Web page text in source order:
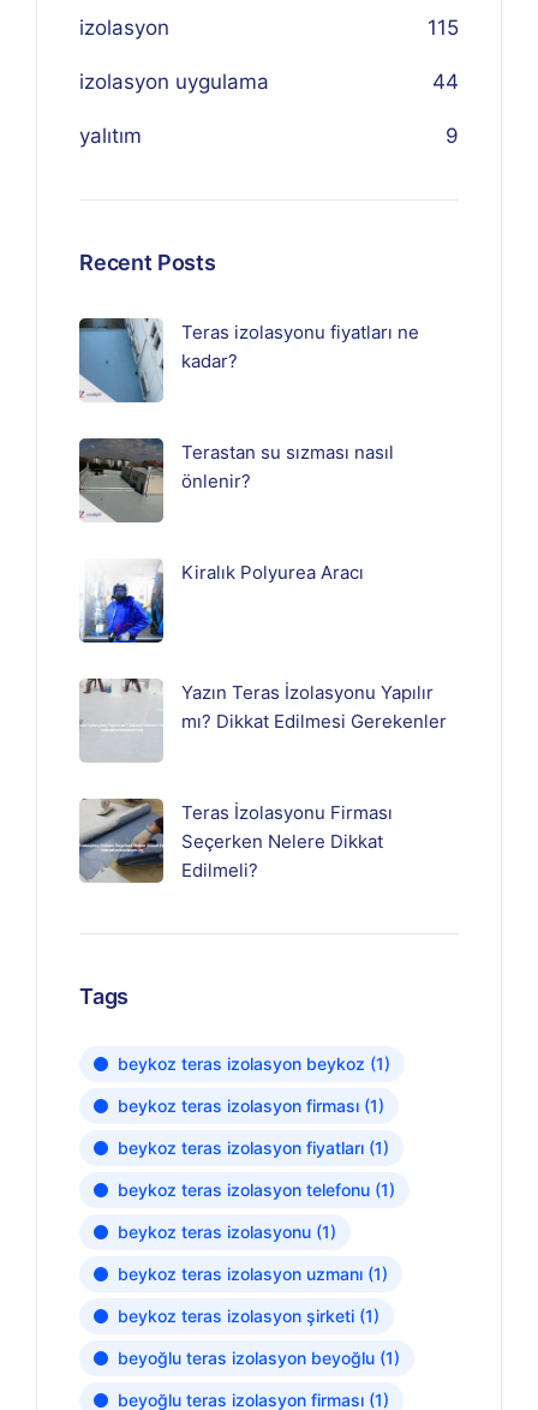
izolasyon 115
izolasyon uygulama 44
yalıtım 9
Recent Posts
Teras izolasyonu fiyatları ne
kadar?
Terastan su sızması nasıl
önlenir?
Kiralık Polyurea Aracı
Yazın Teras İzolasyonu Yapılır
mı? Dikkat Edilmesi Gerekenler
Teras İzolasyonu Firması
Seçerken Nelere Dikkat
Edilmeli?
Tags
beykoz teras izolasyon beykoz (1)
beykoz teras izolasyon firması (1)
beykoz teras izolasyon fiyatları (1)
beykoz teras izolasyon telefonu (1)
beykoz teras izolasyonu (1)
beykoz teras izolasyon uzmanı (1)
beykoz teras izolasyon şirketi (1)
beyoğlu teras izolasyon beyoğlu (1)
beyoğlu teras izolasyon firması (1)